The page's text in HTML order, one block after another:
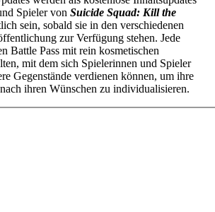
Spieler von Suicide Squad: Kill the
sein, sobald sie in den verschiedenen
zur Verfügung stehen. Jede
Battle Pass mit rein kosmetischen
mit dem sich Spielerinnen und Spieler
Gegenstände verdienen können, um ihre
ihren Wünschen zu individualisieren.